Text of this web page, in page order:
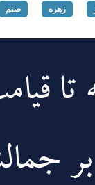
زهره صنم